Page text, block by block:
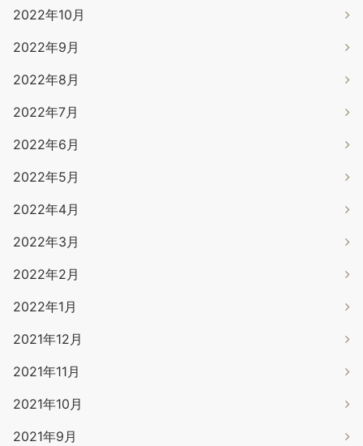
2022年10月
2022年9月
2022年8月
2022年7月
2022年6月
2022年5月
2022年4月
2022年3月
2022年2月
2022年1月
2021年12月
2021年11月
2021年10月
2021年9月